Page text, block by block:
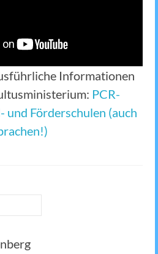
Informationen
PCR-
und Förderschulen (auch